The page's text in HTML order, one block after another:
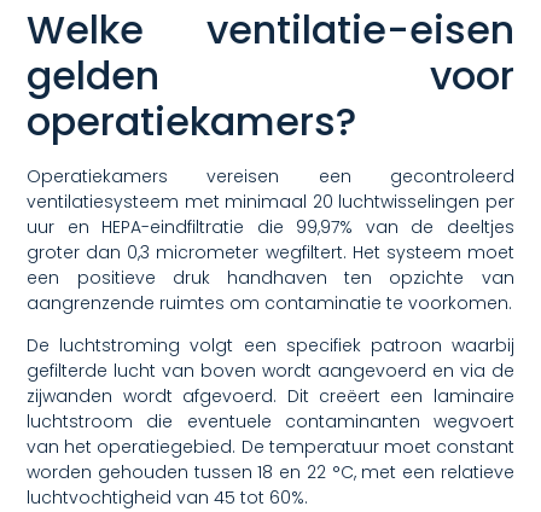
Welke ventilatie-eisen
gelden voor
operatiekamers?
Operatiekamers vereisen een gecontroleerd
ventilatiesysteem met minimaal 20 luchtwisselingen per
uur en HEPA-eindfiltratie die 99,97% van de deeltjes
groter dan 0,3 micrometer wegfiltert. Het systeem moet
een positieve druk handhaven ten opzichte van
aangrenzende ruimtes om contaminatie te voorkomen.
De luchtstroming volgt een specifiek patroon waarbij
gefilterde lucht van boven wordt aangevoerd en via de
zijwanden wordt afgevoerd. Dit creëert een laminaire
luchtstroom die eventuele contaminanten wegvoert
van het operatiegebied. De temperatuur moet constant
worden gehouden tussen 18 en 22 °C, met een relatieve
luchtvochtigheid van 45 tot 60%.